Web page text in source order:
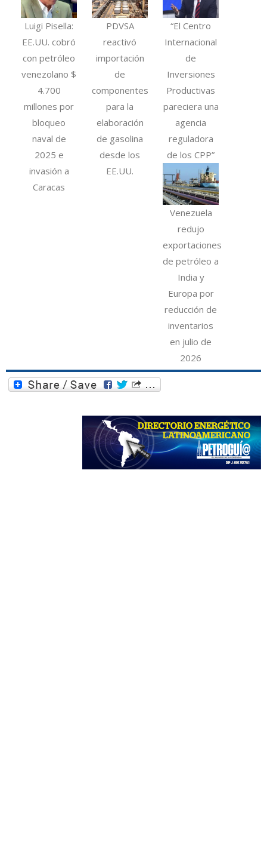
Luigi Pisella:
EE.UU. cobró
con petróleo
venezolano $
4.700
millones por
bloqueo
naval de
2025 e
invasión a
Caracas
PDVSA
reactivó
importación
de
componentes
para la
elaboración
de gasolina
desde los
EE.UU.
“El Centro
Internacional
de
Inversiones
Productivas
pareciera una
agencia
reguladora
de los CPP”
Venezuela
redujo
exportaciones
de petróleo a
India y
Europa por
reducción de
inventarios
en julio de
2026